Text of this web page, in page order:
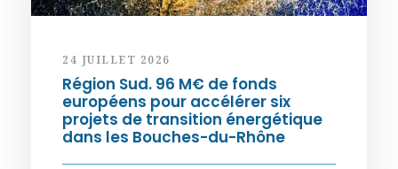
24 JUILLET 2026
Région Sud. 96 M€ de fonds
européens pour accélérer six
projets de transition énergétique
dans les Bouches-du-Rhône